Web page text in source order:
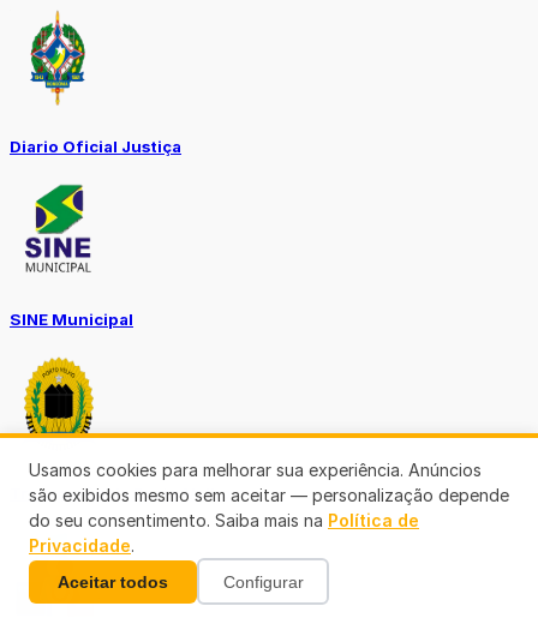
Diario Oficial Justiça
SINE Municipal
Transparência Porto Velho
Usamos cookies para melhorar sua experiência. Anúncios
são exibidos mesmo sem aceitar — personalização depende
do seu consentimento. Saiba mais na Política de
Privacidade.
Aceitar todos Configurar